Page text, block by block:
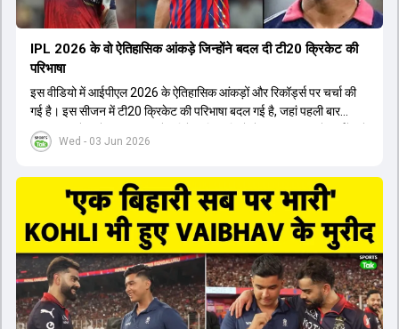
Wed - 03 Jun 2026
IPL 2026 के वो ऐतिहासिक आंकड़े जिन्होंने बदल दी टी20 क्रिकेट की
परिभाषा
इस वीडियो में आईपीएल 2026 के ऐतिहासिक आंकड़ों और रिकॉर्ड्स पर चर्चा की
गई है। इस सीजन में टी20 क्रिकेट की परिभाषा बदल गई है, जहां पहली बार
भारतीय बल्लेबाजों का स्ट्राइक रेट विदेशी खिलाड़ियों से ज्यादा रहा। पूरे टूर्नामेंट में
1426 छक्के लगे और 65 बार टीमों ने 200 से ज्यादा का स्कोर बनाया, जो एक
स्ट्राइक रेट के साथ मोस्ट वैल्युएबल प्लेयर का खिताब जीता। इसके अलावा पंजाब
और बेंगलुरु के प्रदर्शन के साथ-साथ लक्ष्य का पीछा करने वाली टीमों की सफलता
के आंकड़ों का भी विश्लेषण किया गया है।